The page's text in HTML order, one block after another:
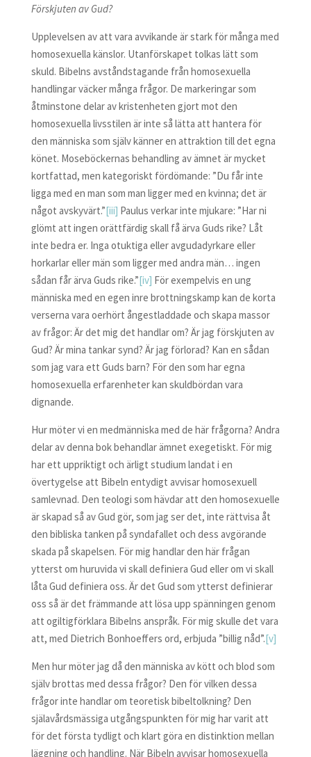
Förskjuten av Gud?
Upplevelsen av att vara avvikande är stark för många med
homosexuella känslor. Utanförskapet tolkas lätt som
skuld. Bibelns avståndstagande från homosexuella
handlingar väcker många frågor. De markeringar som
åtminstone delar av kristenheten gjort mot den
homosexuella livsstilen är inte så lätta att hantera för
den människa som själv känner en attraktion till det egna
könet. Moseböckernas behandling av ämnet är mycket
kortfattad, men kategoriskt fördömande: ”Du får inte
ligga med en man som man ligger med en kvinna; det är
något avskyvärt.”[iii] Paulus verkar inte mjukare: ”Har ni
glömt att ingen orättfärdig skall få ärva Guds rike? Låt
inte bedra er. Inga otuktiga eller avgudadyrkare eller
horkarlar eller män som ligger med andra män… ingen
sådan får ärva Guds rike.”[iv] För exempelvis en ung
människa med en egen inre brottningskamp kan de korta
verserna vara oerhört ångestladdade och skapa massor
av frågor: Är det mig det handlar om? Är jag förskjuten av
Gud? Är mina tankar synd? Är jag förlorad? Kan en sådan
som jag vara ett Guds barn? För den som har egna
homosexuella erfarenheter kan skuldbördan vara
dignande.
Hur möter vi en medmänniska med de här frågorna? Andra
delar av denna bok behandlar ämnet exegetiskt. För mig
har ett uppriktigt och ärligt studium landat i en
övertygelse att Bibeln entydigt avvisar homosexuell
samlevnad. Den teologi som hävdar att den homosexuelle
är skapad så av Gud gör, som jag ser det, inte rättvisa åt
den bibliska tanken på syndafallet och dess avgörande
skada på skapelsen. För mig handlar den här frågan
ytterst om huruvida vi skall definiera Gud eller om vi skall
låta Gud definiera oss. Är det Gud som ytterst definierar
oss så är det främmande att lösa upp spänningen genom
att ogiltigförklara Bibelns anspråk. För mig skulle det vara
att, med Dietrich Bonhoeffers ord, erbjuda ”billig nåd”.[v]
Men hur möter jag då den människa av kött och blod som
själv brottas med dessa frågor? Den för vilken dessa
frågor inte handlar om teoretisk bibeltolkning? Den
själavårdsmässiga utgångspunkten för mig har varit att
för det första tydligt och klart göra en distinktion mellan
läggning och handling. När Bibeln avvisar homosexuella